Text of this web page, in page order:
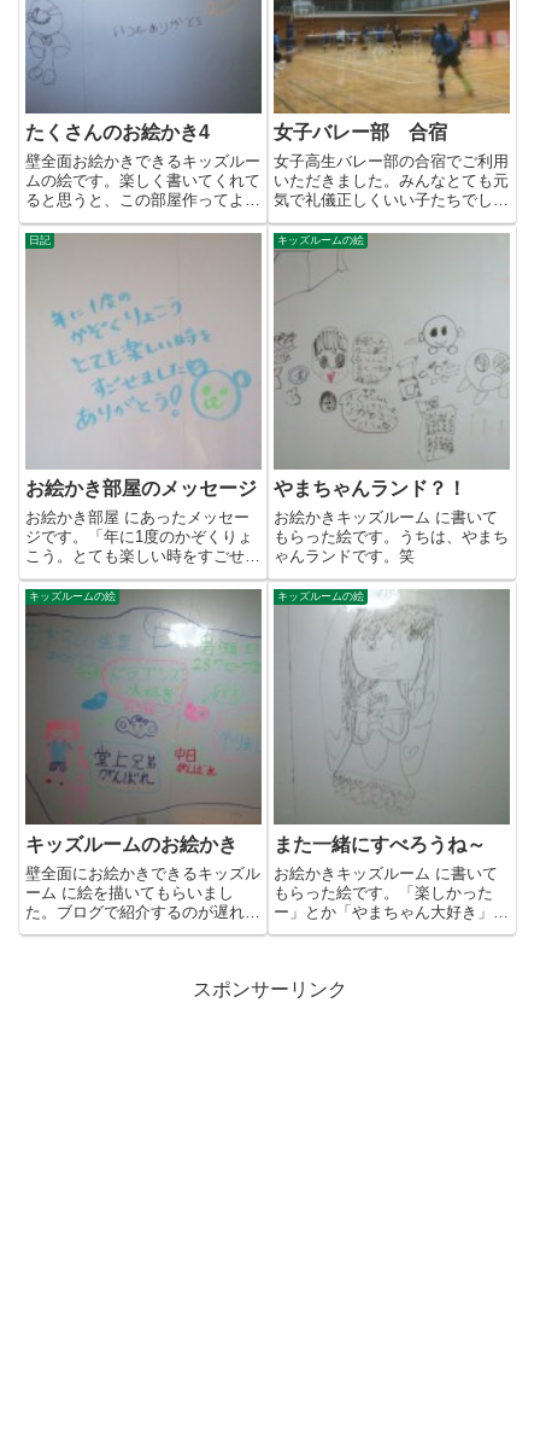
たくさんのお絵かき4
壁全面お絵かきできるキッズルー
ムの絵です。楽しく書いてくれて
ると思うと、この部屋作ってよか
ったなーと思います。あと子供
さ...
女子バレー部 合宿
女子高生バレー部の合宿でご利用
いただきました。みんなとても元
気で礼儀正しくいい子たちでし
た。食事の配膳なども手伝っても
ら...
日記
お絵かき部屋のメッセージ
お絵かき部屋 にあったメッセー
ジです。「年に1度のかぞくりょ
こう。とても楽しい時をすごせま
した。ありがとう！」旅行っ
て、...
キッズルームの絵
やまちゃんランド？！
お絵かきキッズルーム に書いて
もらった絵です。うちは、やまち
ゃんランドです。笑
キッズルームの絵
キッズルームのお絵かき
壁全面にお絵かきできるキッズル
ーム に絵を描いてもらいまし
た。ブログで紹介するのが遅れま
した。というか忘れてました。
キッズルームの絵
また一緒にすべろうね～
お絵かきキッズルーム に書いて
もらった絵です。「楽しかった
ー」とか「やまちゃん大好き」な
んて書いてくれてうれしいです。
スポンサーリンク